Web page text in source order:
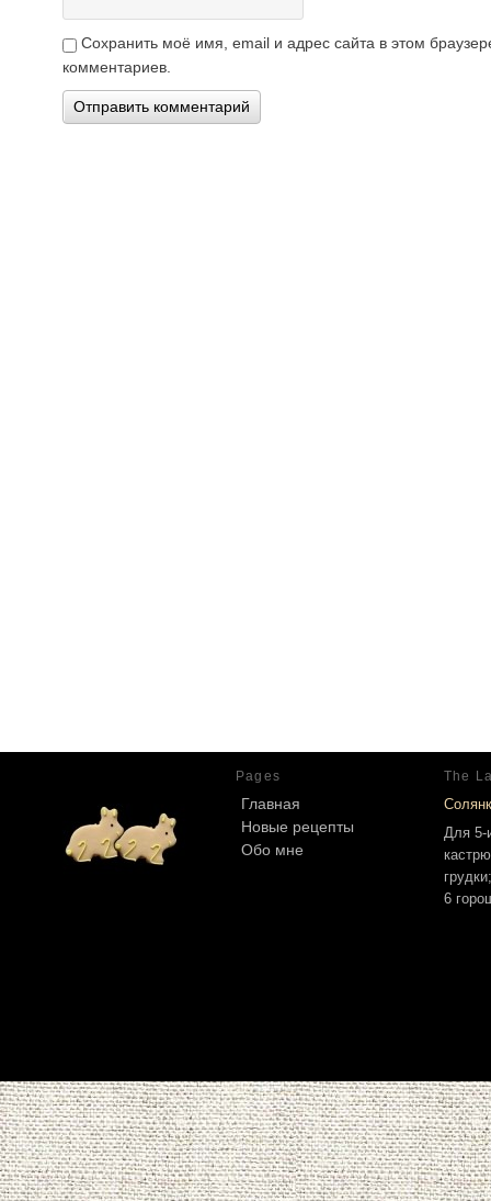
Сохранить моё имя, email и адрес сайта в этом
комментариев.
Pages
Главная
Новые рецепты
Обо мне
The
Для 5-
6